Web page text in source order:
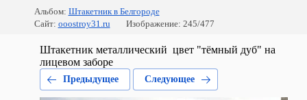
Альбом: Штакетник в Белгороде
Сайт: ooostroy31.ru Изображение: 245/477
Штакетник металлический цвет "тёмный дуб" на
лицевом заборе
Предыдущее Следующее